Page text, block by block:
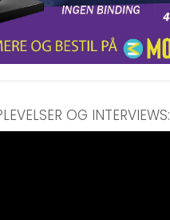
OG INTERVIEWS: